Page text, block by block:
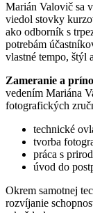
Marián Valovič sa
viedol stovky
ako odborník s
potrebám
vlastné tempo, štýl
Zameranie a
vedením Mariána
fotografických
technické
tvorba
práca s
úvod do
Okrem samotnej
rozvíjanie